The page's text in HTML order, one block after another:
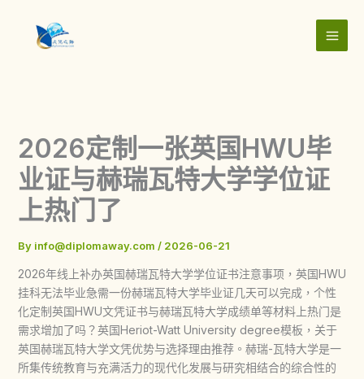
content
2026定制一张英国HWU毕
业证与赫瑞瓦特大学学位证
上热门了
By info@diplomaway.com / 2026-06-21
2026年线上补办英国赫瑞瓦特大学学位证书注意事项，英国HWU
挂科无法毕业急需一份赫瑞瓦特大学毕业证几天可以完成，个性
化定制英国HWU文凭证书与赫瑞瓦特大学成绩单等材料上热门是
需求增加了吗？英国Heriot-Watt University degree模板，关于
英国赫瑞瓦特大学文凭优势与选择理由推荐。赫瑞-瓦特大学是一
所集传统教育与充满活力的现代化发展与研究相结合的综合性的